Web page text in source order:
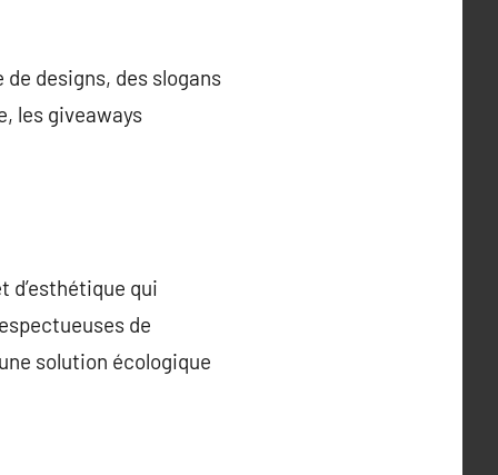
designs, des slogans
les giveaways
d’esthétique qui
de
solution écologique